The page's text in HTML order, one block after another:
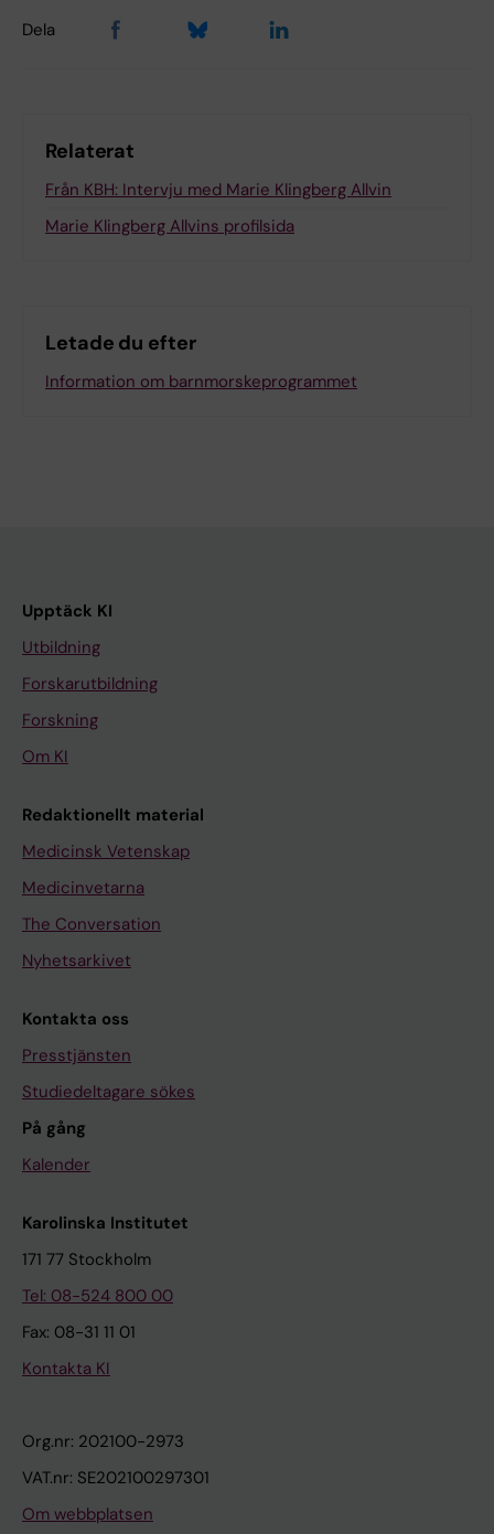
Dela
Relaterat
Från KBH: Intervju med Marie Klingberg Allvin
Marie Klingberg Allvins profilsida
Letade du efter
Information om barnmorskeprogrammet
Upptäck KI
Utbildning
Forskarutbildning
Forskning
Om KI
Redaktionellt material
Medicinsk Vetenskap
Medicinvetarna
The Conversation
Nyhetsarkivet
Kontakta oss
Presstjänsten
Studiedeltagare sökes
På gång
Kalender
Karolinska Institutet
171 77 Stockholm
Tel: 08-524 800 00
Fax: 08-31 11 01
Kontakta KI
Org.nr: 202100-2973
VAT.nr: SE202100297301
Om webbplatsen